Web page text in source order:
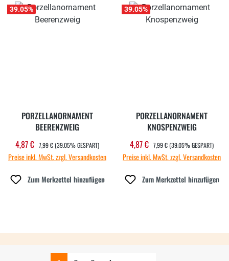
39.05%
PORZELLANORNAMENT
BEERENZWEIG
Verkaufspreis:
4,87 € REGULÄRER PREIS:
7,99 €(39.05% GESPART)
Preise inkl. MwSt. zzgl. Versandkosten
Zum Merkzettel hinzufügen
39.05%
PORZELLANORNAMENT
KNOSPENZWEIG
Verkaufspreis:
4,87 € REGULÄRER PREIS:
7,99 €(39.05% GESPART)
Preise inkl. MwSt. zzgl. Versandkosten
Zum Merkzettel hinzufügen